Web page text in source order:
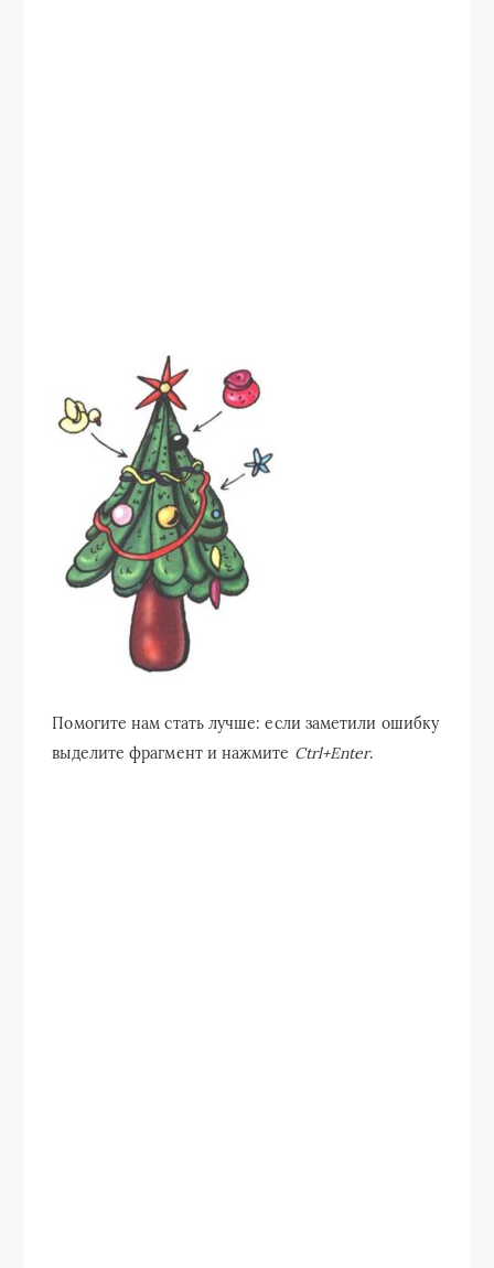
Помогите нам стать лучше: если заметили ошибку
выделите фрагмент и нажмите Ctrl+Enter.